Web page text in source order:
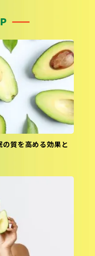
質を高める効果と